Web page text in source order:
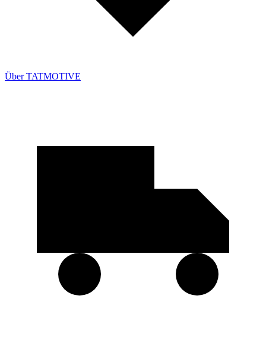
Über TATMOTIVE